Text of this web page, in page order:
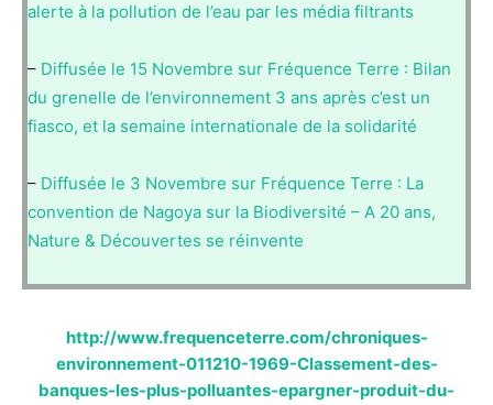
alerte à la pollution de l’eau par les média filtrants
– Diffusée le 15 Novembre sur Fréquence Terre : Bilan
du grenelle de l’environnement 3 ans après c’est un
fiasco, et la semaine internationale de la solidarité
– Diffusée le 3 Novembre sur Fréquence Terre : La
convention de Nagoya sur la Biodiversité – A 20 ans,
Nature & Découvertes se réinvente
http://www.frequenceterre.com/chroniques-
environnement-011210-1969-Classement-des-
banques-les-plus-polluantes-epargner-produit-du-